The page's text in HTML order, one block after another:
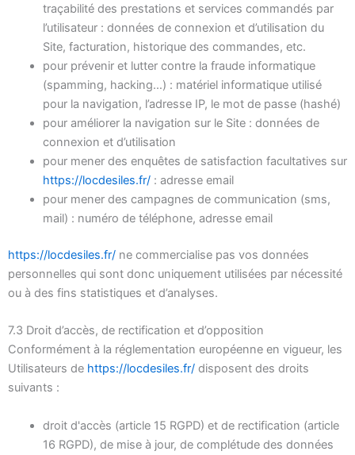
traçabilité des prestations et services commandés par
l’utilisateur : données de connexion et d’utilisation du
Site, facturation, historique des commandes, etc.
pour prévenir et lutter contre la fraude informatique
(spamming, hacking…) : matériel informatique utilisé
pour la navigation, l’adresse IP, le mot de passe (hashé)
pour améliorer la navigation sur le Site : données de
connexion et d’utilisation
pour mener des enquêtes de satisfaction facultatives sur
https://locdesiles.fr/: adresse email
pour mener des campagnes de communication (sms,
mail) : numéro de téléphone, adresse email
https://locdesiles.fr/ ne commercialise pas vos données
personnelles qui sont donc uniquement utilisées par nécessité
ou à des fins statistiques et d’analyses.
7.3 Droit d’accès, de rectification et d’opposition
Conformément à la réglementation européenne en vigueur, les
Utilisateurs de https://locdesiles.fr/ disposent des droits
suivants :
droit d'accès (article 15 RGPD) et de rectification (article
16 RGPD), de mise à jour, de complétude des données